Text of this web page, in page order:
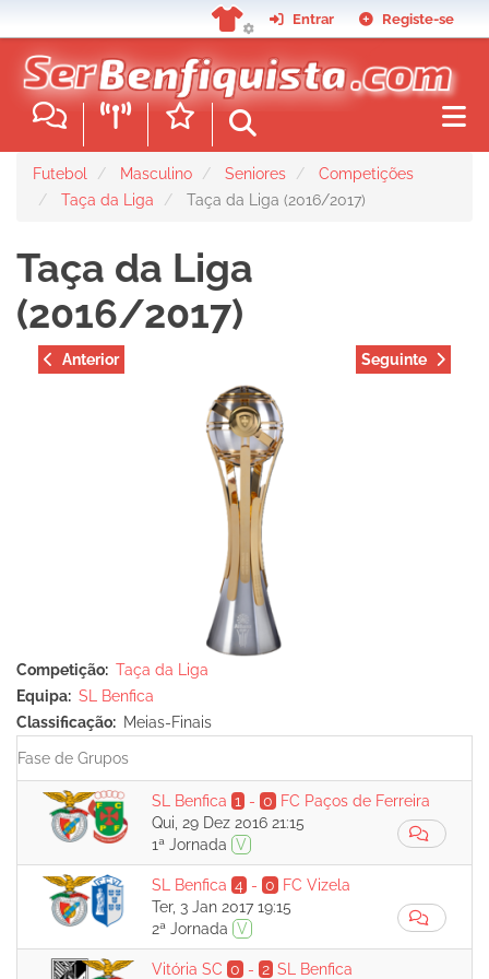
para
conteúdo
principal
Entrar Registe-se
Futebol Masculino Seniores
Competições
Taça da Liga
Taça da Liga (2016/2017)
Taça da Liga
(2016/2017)
Anterior Seguinte
Competição
Taça da Liga
Equipa
SL Benfica
Classificação
Meias-Finais
Fase de Grupos
SL Benfica 1 - 0
FC Paços de Ferreira
Qui, 29 Dez 2016 21:15
1ª Jornada V
SL Benfica 4 - 0
FC Vizela
Ter, 3 Jan 2017 19:15
2ª Jornada V
Vitória SC 0 - 2 SL Benfica